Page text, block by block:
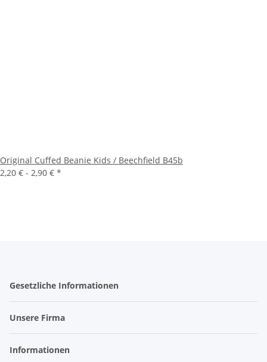
Original Cuffed Beanie Kids / Beechfield B45b
2,20 € - 2,90 € *
Gesetzliche Informationen
Unsere Firma
Informationen